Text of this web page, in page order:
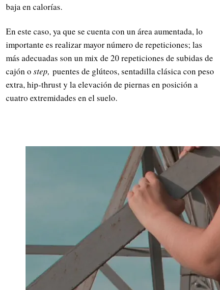
baja en calorías.
En este caso, ya que se cuenta con un área aumentada, lo
importante es realizar mayor número de repeticiones; las
más adecuadas son un mix de 20 repeticiones de subidas de
cajón o step, puentes de glúteos, sentadilla clásica con peso
extra, hip-thrust y la elevación de piernas en posición a
cuatro extremidades en el suelo.